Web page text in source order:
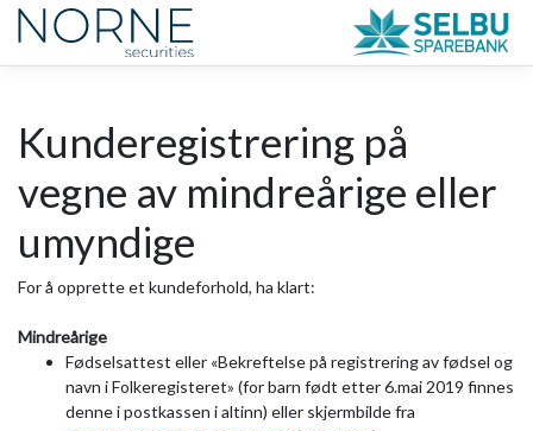
Kunderegistrering på
vegne av mindreårige eller
umyndige
For å opprette et kundeforhold, ha klart:
Mindreårige
Fødselsattest eller «Bekreftelse på registrering av fødsel og
navn i Folkeregisteret» (for barn født etter 6.mai 2019 finnes
denne i postkassen i altinn) eller skjermbilde fra